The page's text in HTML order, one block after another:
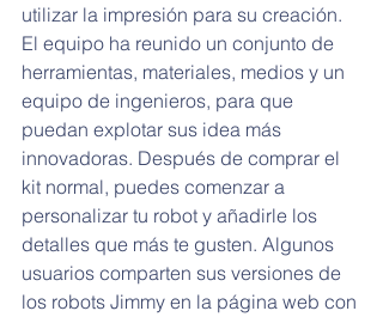
utilizar la impresión para su creación.
El equipo ha reunido un conjunto de
herramientas, materiales, medios y un
equipo de ingenieros, para que
puedan explotar sus idea más
innovadoras. Después de comprar el
kit normal, puedes comenzar a
personalizar tu robot y añadirle los
detalles que más te gusten. Algunos
usuarios comparten sus versiones de
los robots Jimmy en la página web con